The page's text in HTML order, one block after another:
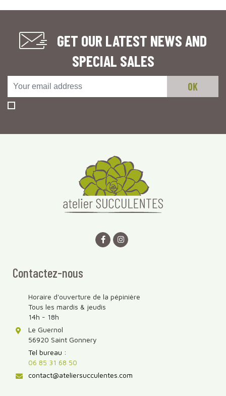
GET OUR LATEST NEWS AND
SPECIAL SALES
Contactez-nous
Horaire d'ouverture de la pépinière
Tous les mardis & jeudis
14h - 18h
Le Guernol
56920 Saint Gonnery
Tel bureau :
06 85 31 68 50
contact@ateliersucculentes.com